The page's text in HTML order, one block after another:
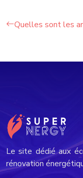
Quelles sont les
Le site dédié aux
rénovation